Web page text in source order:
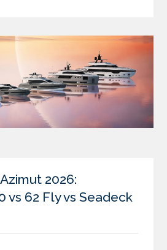
2026:
vs 62 Fly vs Seadeck